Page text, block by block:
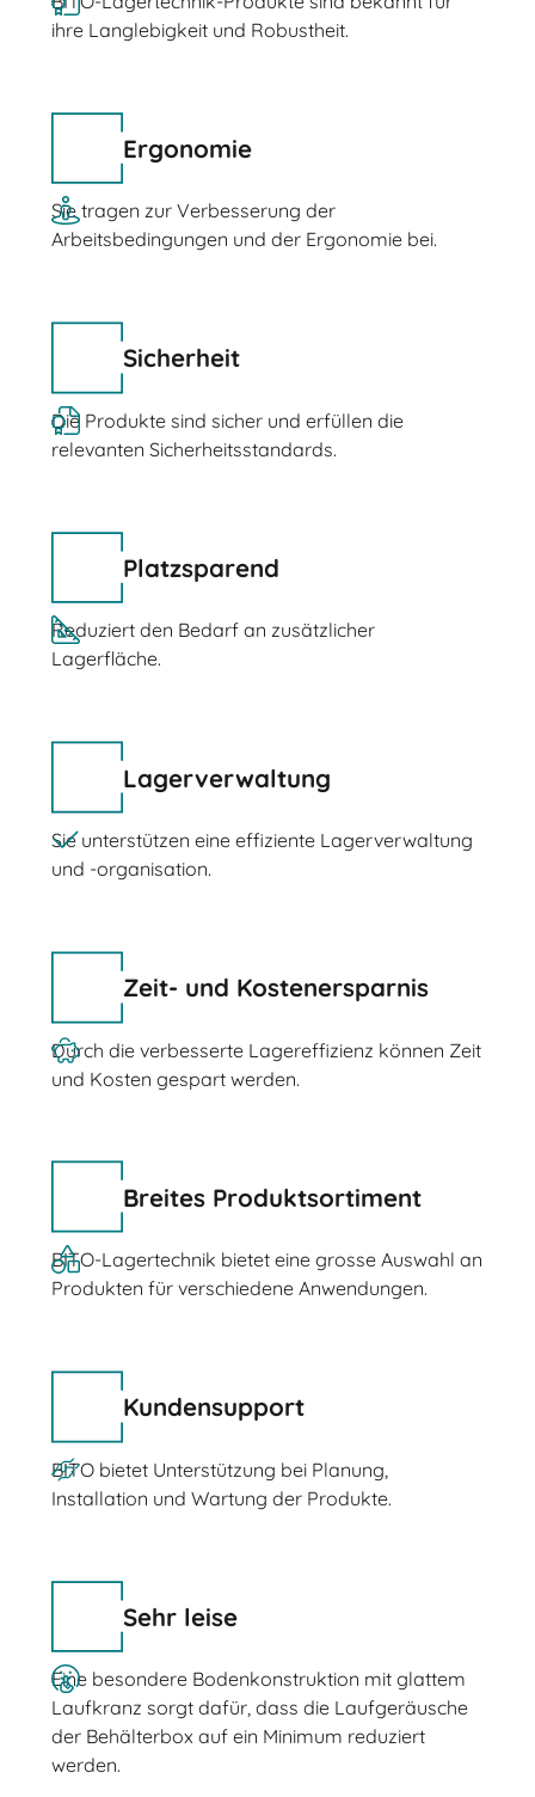
ihre Langlebigkeit und Robustheit.
Ergonomie
Sie tragen zur Verbesserung der
Arbeitsbedingungen und der Ergonomie bei.
Sicherheit
Die Produkte sind sicher und erfüllen die
relevanten Sicherheitsstandards.
Platzsparend
Reduziert den Bedarf an zusätzlicher
Lagerfläche.
Lagerverwaltung
Sie unterstützen eine effiziente Lagerverwaltung
und -organisation.
Zeit- und Kostenersparnis
Durch die verbesserte Lagereffizienz können Zeit
und Kosten gespart werden.
Breites Produktsortiment
BITO-Lagertechnik bietet eine grosse Auswahl an
Produkten für verschiedene Anwendungen.
Kundensupport
BITO bietet Unterstützung bei Planung,
Installation und Wartung der Produkte.
Sehr leise
Eine besondere Bodenkonstruktion mit glattem
Laufkranz sorgt dafür, dass die Laufgeräusche
der Behälterbox auf ein Minimum reduziert
werden.